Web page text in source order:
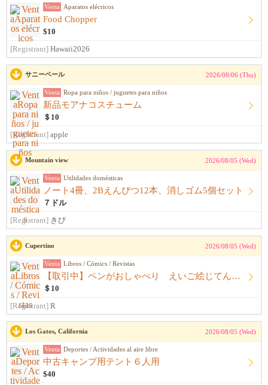
Venta Aparatos elécricos
Food Chopper
$10
[Registrant] Hawaii2026
サニーベール 2026/08/06 (Thu)
Venta Ropa para niños / juguetes para niños
新品モアナコスチューム
＄10
[Registrant] apple
Mountain view 2026/08/05 (Wed)
Venta Utilidades domésticas
ノート4冊、2Bえんぴつ12本、消しゴム5個セット
７ドル
[Registrant] きび
Cupertino 2026/08/05 (Wed)
Venta Libros / Cómics / Revistas
【取引中】ペンがおしゃべり えいご絵じてん セット
＄10
[Registrant] R
Los Gatos, California 2026/08/05 (Wed)
Venta Deportes / Actividades al aire libre
中古キャンプ用テント６人用
$40